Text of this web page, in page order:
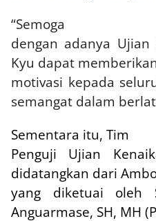
“Semoga
dengan adanya Ujian
Kyu dapat
motivasi kepada
semangat dalam
Sementara itu, Tim
Penguji Ujian
didatangkan dari
yang diketuai oleh
Anguarmase, SH, MH